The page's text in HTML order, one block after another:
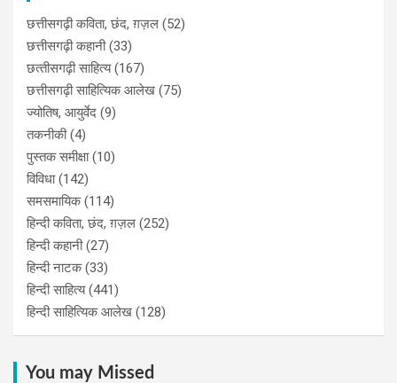
छत्तीसगढ़ी कविता, छंद, ग़ज़ल (52)
छत्तीसगढ़ी कहानी(33)
छत्‍तीसगढ़ी साहित्‍य(167)
छत्तीसगढ़ी साहित्यिक आलेख (75)
ज्योतिष, आयुर्वेद (9)
तकनीकी(4)
पुस्‍तक समीक्षा(10)
विविधा(142)
समसमायिक(114)
हिन्दी कविता, छंद, ग़ज़ल (252)
हिन्दी कहानी(27)
हिन्‍दी नाटक(33)
हिन्दी साहित्य(441)
हिन्दी साहित्यिक आलेख (128)
You may Missed